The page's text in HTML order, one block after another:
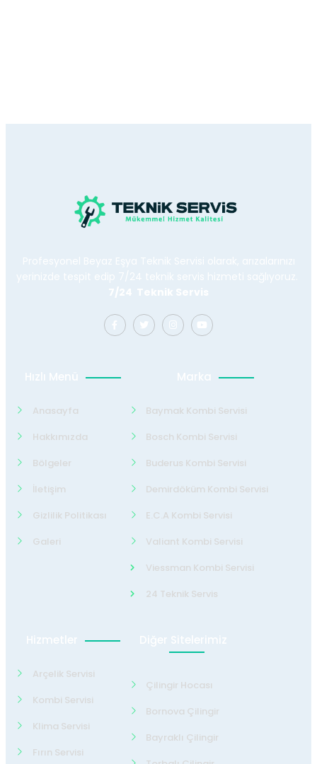
Profesyonel Beyaz Eşya Teknik Servisi olarak, arızalarınızı
yerinizde tespit edip 7/24 teknik servis hizmeti sağlıyoruz.
7/24 Teknik Servis
Hızlı Menü
Anasayfa
Hakkımızda
Bölgeler
İletişim
Gizlilik Politikası
Galeri
Marka
Baymak Kombi Servisi
Bosch Kombi Servisi
Buderus Kombi Servisi
Demirdöküm Kombi Servisi
E.C.A Kombi Servisi
Valiant Kombi Servisi
Viessman Kombi Servisi
24 Teknik Servis
Hizmetler
Arçelik Servisi
Kombi Servisi
Klima Servisi
Fırın Servisi
Diğer Sitelerimiz
Çilingir Hocası
Bornova Çilingir
Bayraklı Çilingir